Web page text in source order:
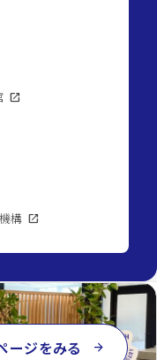
open_in_new
構 open_in_new
ージをみる arrow_forward